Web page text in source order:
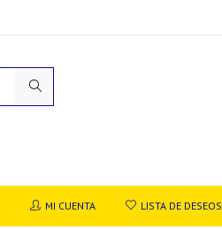
MI CUENTA LISTA DE DESEOS